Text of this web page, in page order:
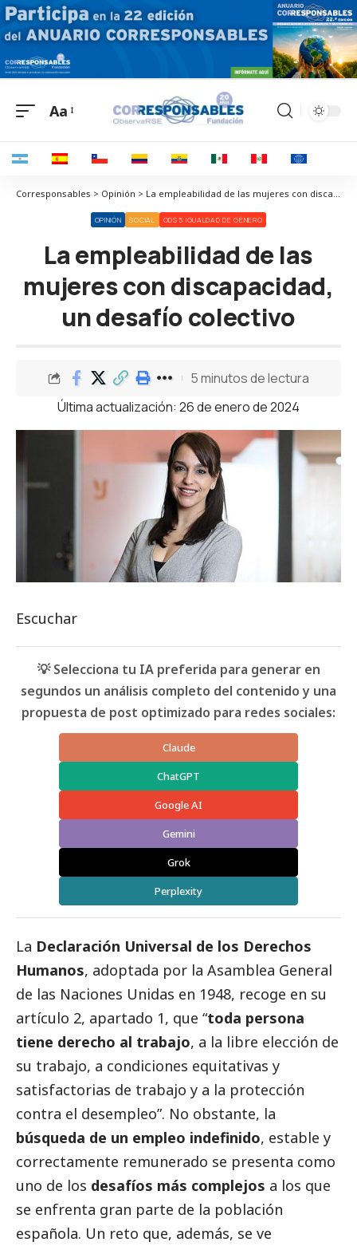
Aa
Corresponsables > Opinión > La empleabilidad de las mujeres con discapacidad, un desafío colectivo
OPINIÓN SOCIAL ODS 5 IGUALDAD DE GÉNERO
La empleabilidad de las
mujeres con discapacidad,
un desafío colectivo
Última actualización: 26 de enero de 2024
5 minutos de lectura
Escuchar
💡 Selecciona tu IA preferida para generar en
segundos un análisis completo del contenido y una
propuesta de post optimizado para redes sociales:
Claude
ChatGPT
Google AI
Gemini
Grok
Perplexity
La Declaración Universal de los Derechos
Humanos, adoptada por la Asamblea General
de las Naciones Unidas en 1948, recoge en su
artículo 2, apartado 1, que “toda persona
tiene derecho al trabajo, a la libre elección de
su trabajo, a condiciones equitativas y
satisfactorias de trabajo y a la protección
contra el desempleo”. No obstante, la
búsqueda de un empleo indefinido, estable y
correctamente remunerado se presenta como
uno de los desafíos más complejos a los que
se enfrenta gran parte de la población
española. Un reto que, además, se ve